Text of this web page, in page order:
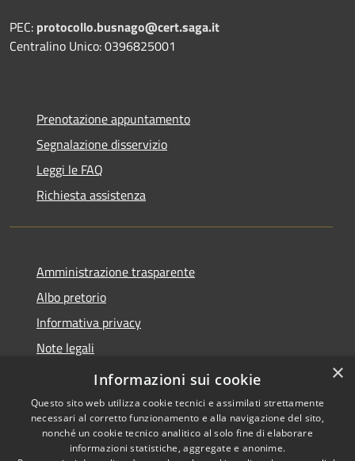
PEC: protocollo.busnago@cert.saga.it
Centralino Unico: 0396825001
Prenotazione appuntamento
Segnalazione disservizio
Leggi le FAQ
Richiesta assistenza
Amministrazione trasparente
Albo pretorio
Informativa privacy
Note legali
Dichiarazione di accessibilità
Copyright © 2026 • Comune di
×
Informazioni sui cookie
Questo sito web utilizza cookie tecnici e assimilati strettamente
necessari al corretto funzionamento e alla navigazione del sito,
nonché un cookie tecnico analitico al solo fine di elaborare
informazioni statistiche, aggregate e anonime.